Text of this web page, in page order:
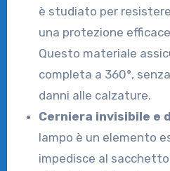
è studiato per
una protezione
Questo materiale
completa a 360°,
danni alle calzature.
Cerniera invisibile e
lampo è un elemento
impedisce al